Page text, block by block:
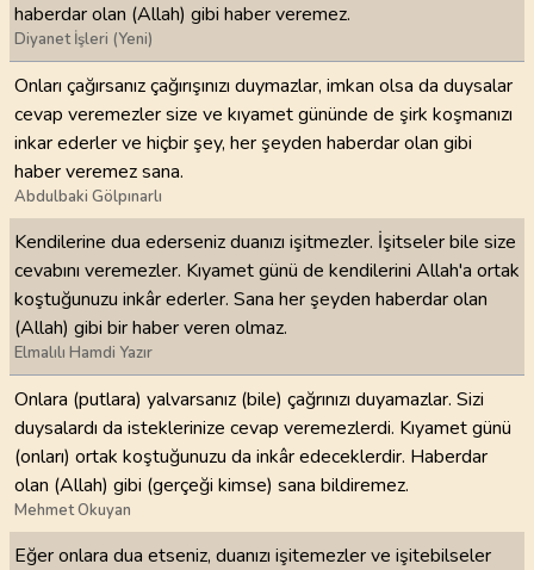
haberdar olan (Allah) gibi haber veremez.
Diyanet İşleri (Yeni)
Onları çağırsanız çağırışınızı duymazlar, imkan olsa da duysalar
cevap veremezler size ve kıyamet gününde de şirk koşmanızı
inkar ederler ve hiçbir şey, her şeyden haberdar olan gibi
haber veremez sana.
Abdulbaki Gölpınarlı
Kendilerine dua ederseniz duanızı işitmezler. İşitseler bile size
cevabını veremezler. Kıyamet günü de kendilerini Allah'a ortak
koştuğunuzu inkâr ederler. Sana her şeyden haberdar olan
(Allah) gibi bir haber veren olmaz.
Elmalılı Hamdi Yazır
Onlara (putlara) yalvarsanız (bile) çağrınızı duyamazlar. Sizi
duysalardı da isteklerinize cevap veremezlerdi. Kıyamet günü
(onları) ortak koştuğunuzu da inkâr edeceklerdir. Haberdar
olan (Allah) gibi (gerçeği kimse) sana bildiremez.
Mehmet Okuyan
Eğer onlara dua etseniz, duanızı işitemezler ve işitebilseler